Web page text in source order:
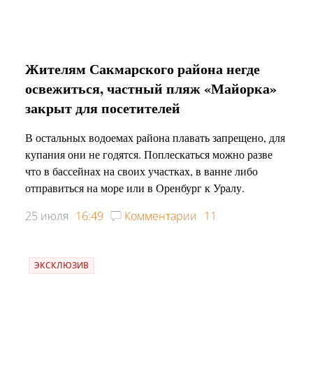
Жителям Сакмарского района негде
освежиться, частный пляж «Майорка»
закрыт для посетителей
В остальных водоемах района плавать запрещено, для
купания они не годятся. Поплескаться можно разве
что в бассейнах на своих участках, в ванне либо
отправиться на море или в Оренбург к Уралу.
25 июля 16:49 Комментарии 11
ЭКСКЛЮЗИВ